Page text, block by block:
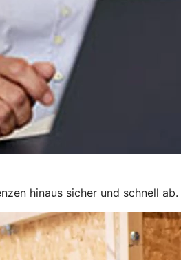
hinaus sicher und schnell ab.